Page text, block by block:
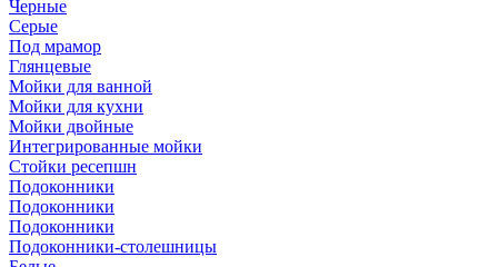
Черные
Серые
Под мрамор
Глянцевые
Мойки для ванной
Мойки для кухни
Мойки двойные
Интегрированные мойки
Стойки ресепшн
Подоконники
Подоконники
Подоконники
Подоконники-столешницы